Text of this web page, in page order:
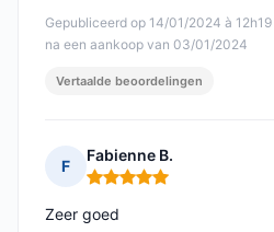
Gepubliceerd op 14/01/2024 à 12h19
na een aankoop van 03/01/2024
Vertaalde beoordelingen
F
Fabienne B.
Opmerking: 5 van 5
Zeer goed